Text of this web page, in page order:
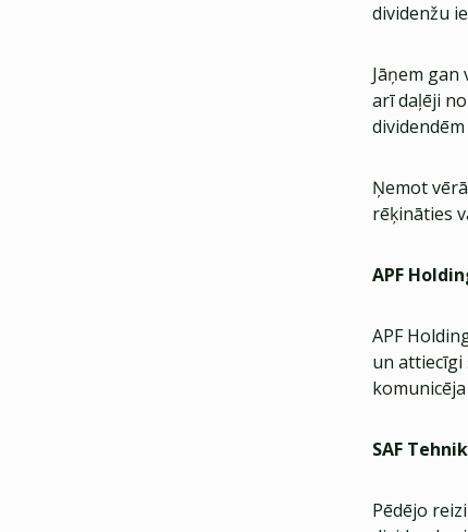
dividenžu
Jāņem
arī daļēji
Ņemot
rēķināties
APF
APF
un attiecīgi
SAF
Pēdējo